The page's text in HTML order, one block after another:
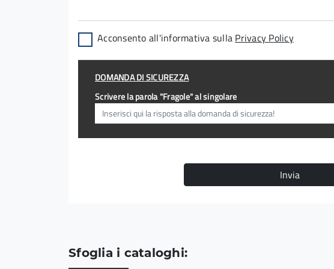
Acconsento all'informativa sulla Privacy Policy
DOMANDA DI SICUREZZA
Scrivere la parola "Fragole" al singolare
Invia
Sfoglia i cataloghi: